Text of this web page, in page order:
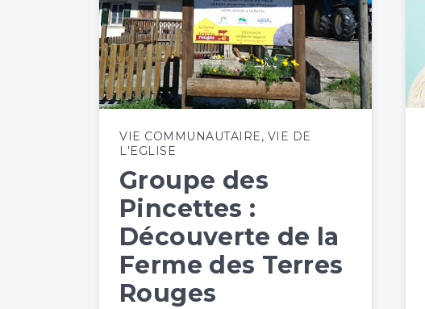
VIE COMMUNAUTAIRE, VIE DE
L'EGLISE
Groupe des
Pincettes :
Découverte de la
Ferme des Terres
Rouges